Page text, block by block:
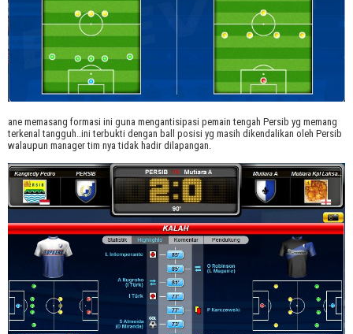
ane memasang formasi ini guna mengantisipasi pemain tengah Persib yg memang
terkenal tangguh..ini terbukti dengan ball posisi yg masih dikendalikan oleh Persib
walaupun manager tim nya tidak hadir dilapangan.